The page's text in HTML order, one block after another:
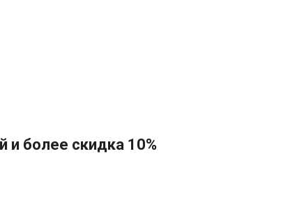
и более скидка 10%